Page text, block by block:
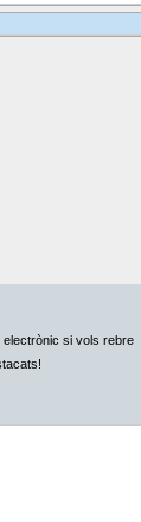
si vols rebre